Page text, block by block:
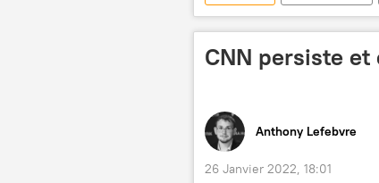
Sciences et tech
CNN persiste et
Anthony Lefebvre
26 Janvier 2022, 18:01